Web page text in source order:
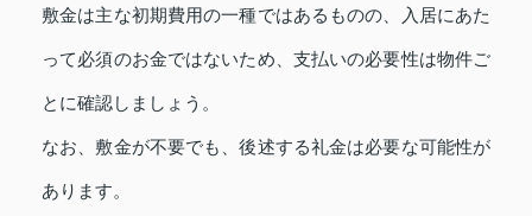
敷金は主な初期費用の一種ではあるものの、入居にあた
って必須のお金ではないため、支払いの必要性は物件ご
とに確認しましょう。
なお、敷金が不要でも、後述する礼金は必要な可能性が
あります。